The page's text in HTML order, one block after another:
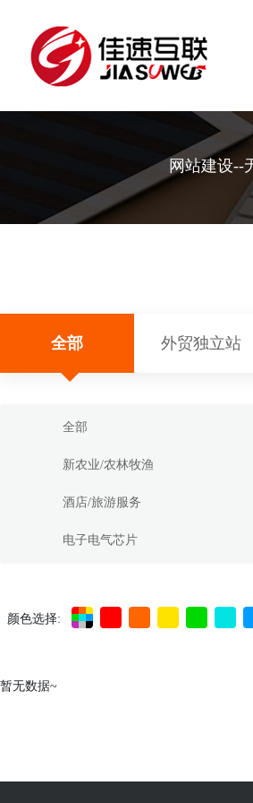
网站建设--
全部 外贸独立站
全部
新农业/农林牧渔
酒店/旅游服务
电子电气芯片
颜色选择:
暂无数据~